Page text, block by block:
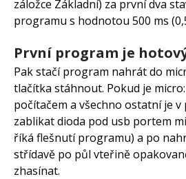
záložce Základní) za první dva
programu s hodnotou 500 ms
První program je
Pak stačí program nahrát do
tlačítka stáhnout. Pokud je
počítačem a všechno ostatní je
zablikat dioda pod usb portem
říká flešnutí programu) a po
střídavě po půl vteřině
zhasínat.